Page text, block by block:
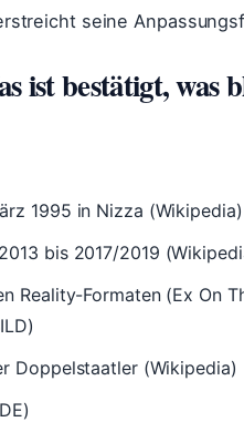
seine
ist bestätigt, was
1995 in Nizza (Wikipedia)
bis 2017/2019
Reality-Formaten (Ex On
Doppelstaatler (Wikipedia)